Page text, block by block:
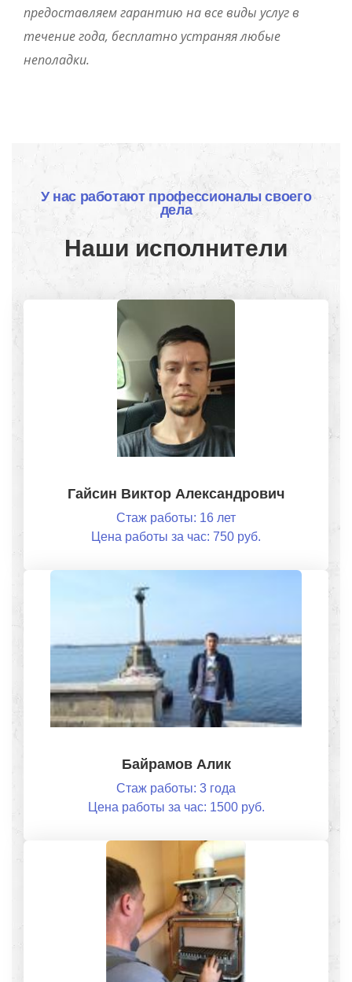
предоставляем гарантию на все виды услуг в
течение года, бесплатно устраняя любые
неполадки.
У нас работают профессионалы своего
дела
Наши исполнители
Гайсин Виктор Александрович
Стаж работы: 16 лет
Цена работы за час: 750 руб.
Байрамов Алик
Стаж работы: 3 года
Цена работы за час: 1500 руб.